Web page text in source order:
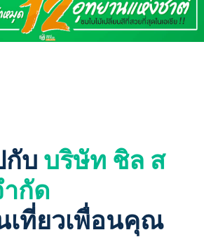
กับ บริษัท ชิล ส
กัด
เที่ยวเพื่อนคุณ